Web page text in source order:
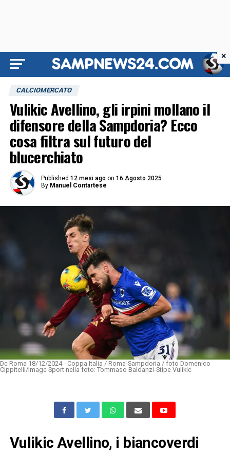
CALCIOMERCATO
Vulikic Avellino, gli irpini mollano il
difensore della Sampdoria? Ecco
cosa filtra sul futuro del
blucerchiato
Published 12 mesi ago on 16 Agosto 2025
By Manuel Contartese
Dc Roma 18/12/2024 - Coppa Italia / Roma-Sampdoria / foto Domenico
Cippitelli/Image Sport nella foto: Tommaso Baldanzi-Stipe Vulikic
Vulikic Avellino, i biancoverdi
×